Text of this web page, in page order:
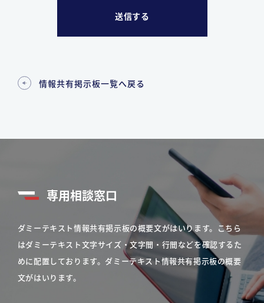
情報共有掲示板一覧へ戻る
専用相談窓口
ダミーテキスト情報共有掲示板の概要文がはいります。こちら
はダミーテキスト文字サイズ・文字間・行間などを確認するた
めに配置しております。ダミーテキスト情報共有掲示板の概要
文がはいります。